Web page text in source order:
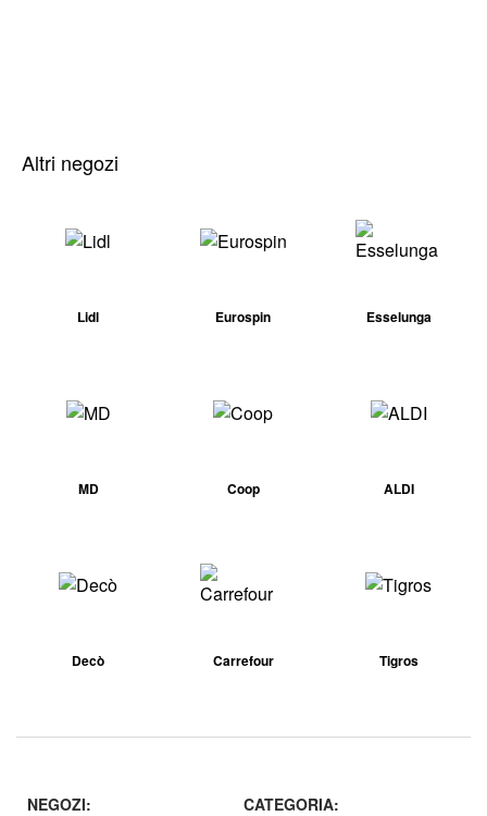
Altri negozi
Lidl Eurospin Esselunga
MD Coop ALDI
Decò Carrefour Tigros
NEGOZI:
CATEGORIA: